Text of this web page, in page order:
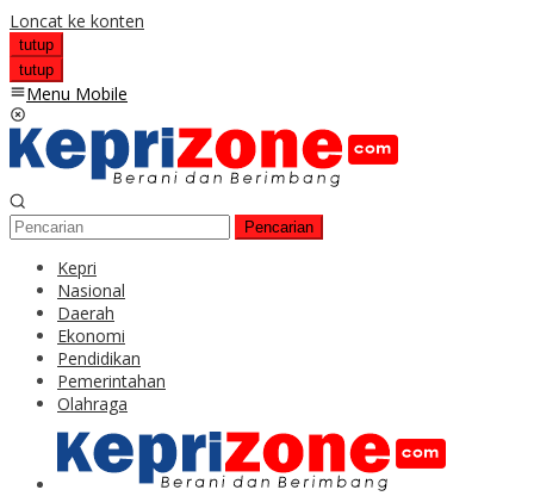
Loncat ke konten
tutup
tutup
Menu Mobile
Pencarian
Kepri
Nasional
Daerah
Ekonomi
Pendidikan
Pemerintahan
Olahraga